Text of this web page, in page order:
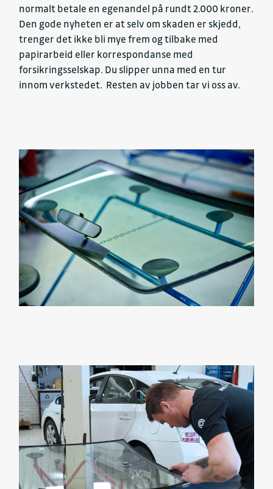
normalt betale en egenandel på rundt 2.000 kroner.
Den gode nyheten er at selv om skaden er skjedd,
trenger det ikke bli mye frem og tilbake med
papirarbeid eller korrespondanse med
forsikringsselskap. Du slipper unna med en tur
innom verkstedet. Resten av jobben tar vi oss av.